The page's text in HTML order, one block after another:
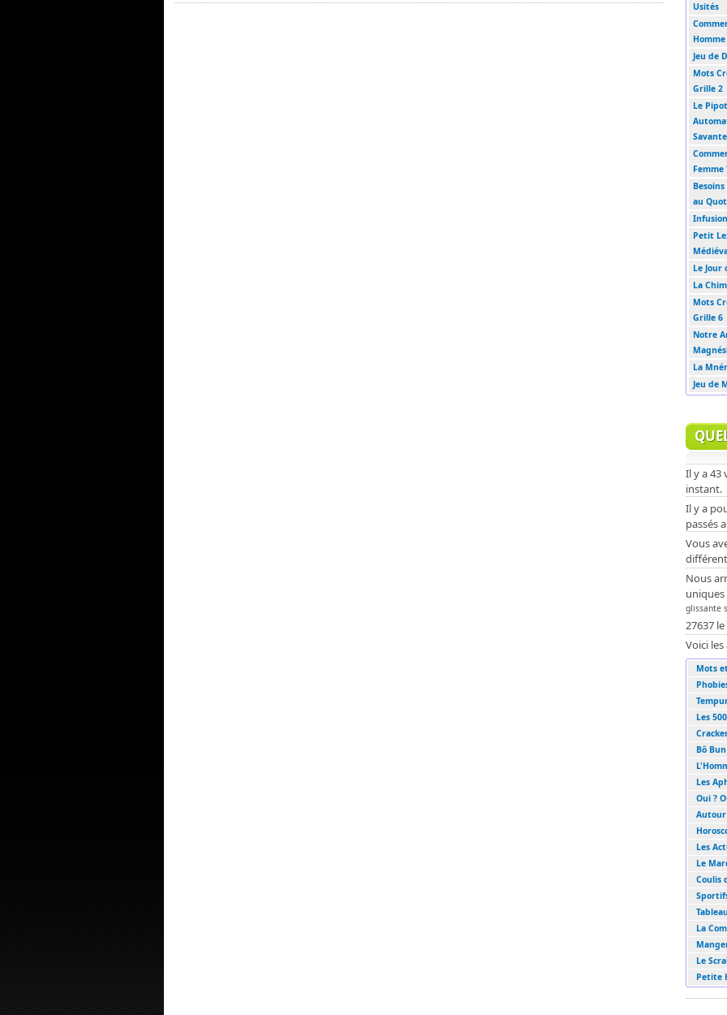
Usités
Homme
Jeu de
Mots
Grille 2
Le
Femme
au
Petit
Le Jour
La
Mots
Grille 6
Notre
La
Jeu de
Il y a 43
instant.
Il y a
passés
Vous
Nous
glissante
27637
Voici
Mots
Les
Bô
Les
Oui ?
Autour
Les
Le
Coulis
La
Le
Petite